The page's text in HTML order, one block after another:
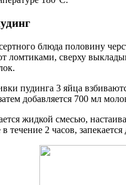
блюда половину
ломтиками, сверху
пудинга 3 яйца
добавляется 700 мл
жидкой смесью,
течение 2 часов, запекается